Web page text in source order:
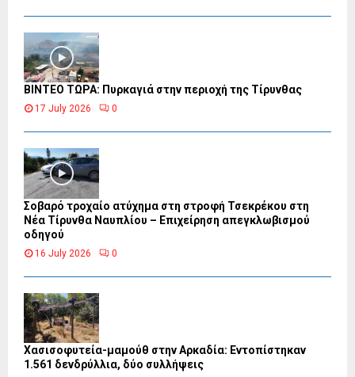
ΒΙΝΤΕΟ ΤΩΡΑ: Πυρκαγιά στην περιοχή της Τίρυνθας
17 July 2026 0
Σοβαρό τροχαίο ατύχημα στη στροφή Τσεκρέκου στη
Νέα Τίρυνθα Ναυπλίου – Επιχείρηση απεγκλωβισμού
οδηγού
16 July 2026 0
Χασισοφυτεία-μαμούθ στην Αρκαδία: Εντοπίστηκαν
1.561 δενδρύλλια, δύο συλλήψεις